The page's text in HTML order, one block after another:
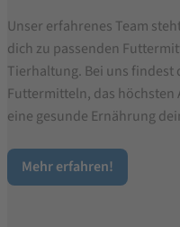
Unser erfahrenes Team
dich zu passenden
Tierhaltung. Bei uns findest
Futtermitteln, das
eine gesunde Ernährung
Mehr erfahren!